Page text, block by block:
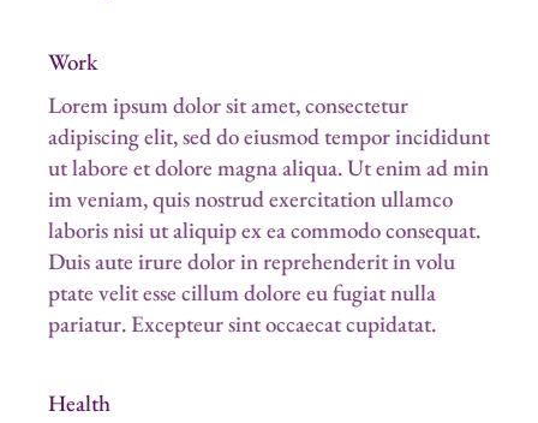
Work
Lorem ipsum dolor sit amet, consectetur
adipiscing elit, sed do eiusmod tempor incididunt
ut labore et dolore magna aliqua. Ut enim ad min
im veniam, quis nostrud exercitation ullamco
laboris nisi ut aliquip ex ea commodo consequat.
Duis aute irure dolor in reprehenderit in volu
ptate velit esse cillum dolore eu fugiat nulla
pariatur. Excepteur sint occaecat cupidatat.
Health